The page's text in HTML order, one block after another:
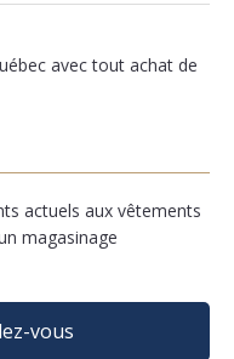
avec tout achat de
actuels aux vêtements
magasinage
vous